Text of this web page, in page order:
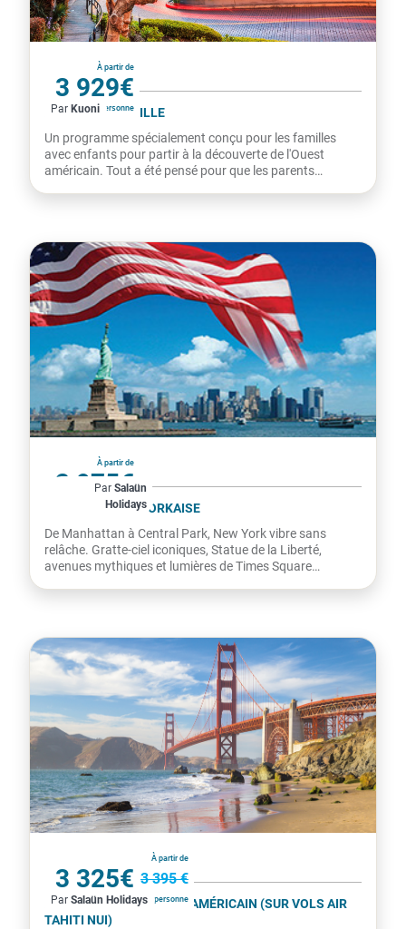
À partir de
3 929€
par personne
Par Kuoni
États-Unis
L'OUEST EN FAMILLE
Un programme spécialement conçu pour les familles
avec enfants pour partir à la découverte de l'Ouest
américain. Tout a été pensé pour que les parents
À partir de
2 975€
par personne
Par Salaün
Holidays
États-Unis
ESCAPADE NEW YORKAISE
De Manhattan à Central Park, New York vibre sans
relâche. Grat­te-ciel iconiques, Statue de la Liberté,
avenues mythiques et lumières de Times Square
À partir de
3 325€ 3 395 €
par personne
Par Salaün Holidays
LA CALIFORNIE, L'OUEST AMÉRICAIN (SUR VOLS AIR
TAHITI NUI)